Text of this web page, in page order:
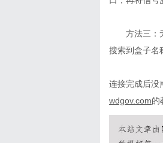
方法三：
搜索到盒子名
连接完成后没
wdgov.com的